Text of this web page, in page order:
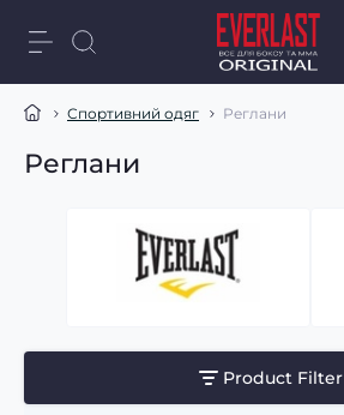
Спортивний одяг Реглани
Реглани
Product Filter